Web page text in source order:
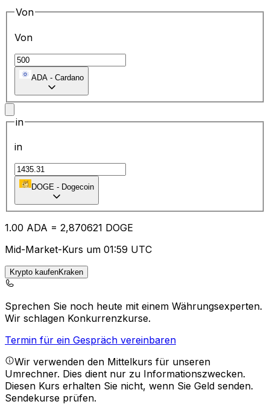
Von
Von
ADA - Cardano
in
in
DOGE - Dogecoin
1.00 ADA = 2,870621 DOGE
Mid-Market-Kurs um 01:59 UTC
Krypto kaufenKraken
Sprechen Sie noch heute mit einem Währungsexperten.
Wir schlagen Konkurrenzkurse.
Termin für ein Gespräch vereinbaren
Wir verwenden den Mittelkurs für unseren
Umrechner. Dies dient nur zu Informationszwecken.
Diesen Kurs erhalten Sie nicht, wenn Sie Geld senden.
Sendekurse prüfen.